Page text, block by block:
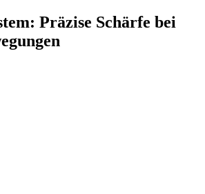
Präzise Schärfe bei